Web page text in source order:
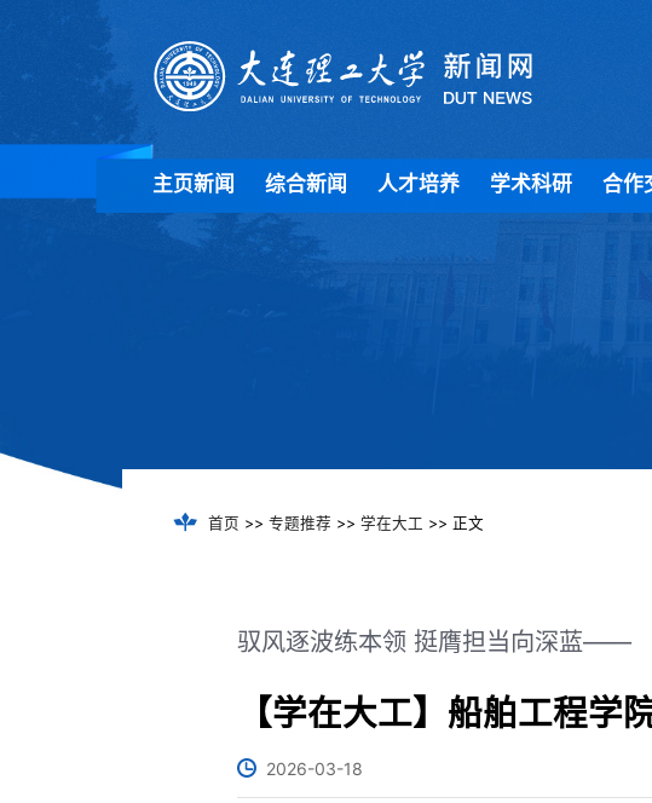
主页新闻 综合新闻 人才培养 学术科研 合作
首页 >> 专题推荐 >> 学在大工 >> 正文
驭风逐波练本领 挺膺担当向深蓝——
【学在大工】船舶工程学
2026-03-18